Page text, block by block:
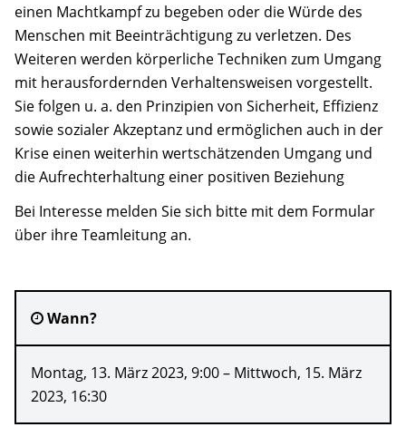
Kooperationsmitglieder
Suche
einen Machtkampf zu begeben oder die Würde des
Menschen mit Beeinträchtigung zu verletzen. Des
Weiteren werden körperliche Techniken zum Umgang
mit herausfordernden Verhaltensweisen vorgestellt.
Sie folgen u. a. den Prinzipien von Sicherheit, Effizienz
sowie sozialer Akzeptanz und ermöglichen auch in der
Krise einen weiterhin wertschätzenden Umgang und
die Aufrechterhaltung einer positiven Beziehung
Bei Interesse melden Sie sich bitte mit dem Formular
über ihre Teamleitung an.
Wann?
Montag, 13. März 2023, 9:00 – Mittwoch, 15. März
2023, 16:30